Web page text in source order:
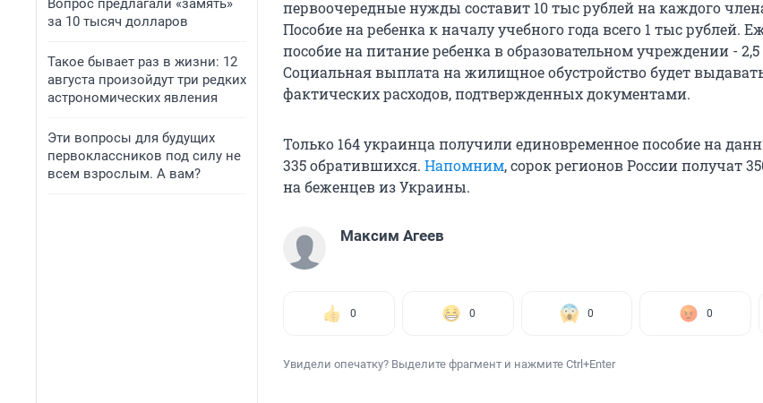
Вопрос предлагали «замять»
за 10 тысяч долларов
Такое бывает раз в жизни: 12
августа произойдут три редких
астрономических явления
Эти вопросы для будущих
первоклассников под силу не
всем взрослым. А вам?
первоочередные нужды составит 10 тыс рублей на каждого
Пособие на ребенка к началу учебного года всего 1 тыс рублей.
пособие на питание ребенка в образовательном учреждении -
Социальная выплата на жилищное обустройство будет
фактических расходов, подтвержденных документами.
Только 164 украинца получили единовременное пособие на
335 обратившихся. Напомним, сорок регионов России получат
на беженцев из Украины.
Максим Агеев
0 0 0 0
Увидели опечатку? Выделите фрагмент и нажмите Ctrl+Enter